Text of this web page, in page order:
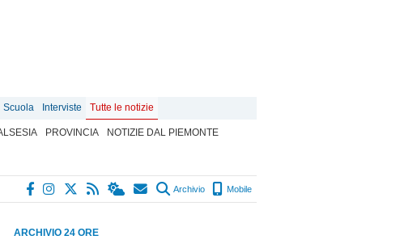
Scuola Interviste Tutte le notizie
PROVINCIA
NOTIZIE DAL PIEMONTE
Archivio Mobile
ARCHIVIO 24 ORE